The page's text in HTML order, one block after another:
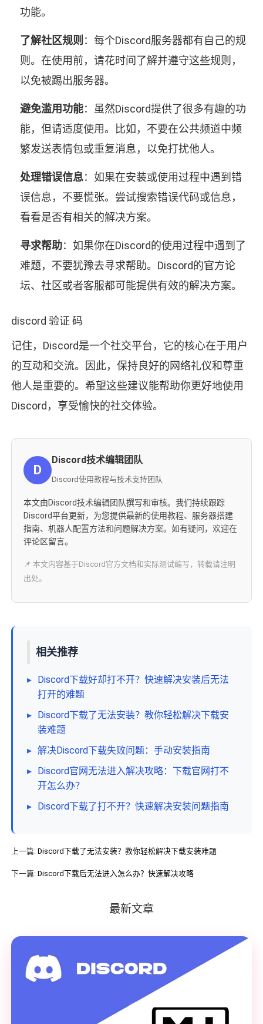
功能。
了解社区规则 ：每个Discord服务器都有自己的规
则。在使用前，请花时间了解并遵守这些规则，
以免被踢出服务器。
避免滥用功能：虽然Discord提供了很多有趣的功
能，但请适度使用。比如，不要在公共频道中频
繁发送表情包或重复消息，以免打扰他人。
处理错误信息：如果在安装或使用过程中遇到错
误信息，不要慌张。尝试搜索错误代码或信息，
看看是否有相关的解决方案。
寻求帮助：如果你在Discord的使用过程中遇到了
难题，不要犹豫去寻求帮助。Discord的官方论
坛、社区或者客服都可能提供有效的解决方案。
discord 验证 码
记住，Discord是一个社交平台，它的核心在于用户
的互动和交流。因此，保持良好的网络礼仪和尊重
他人是重要的。希望这些建议能帮助你更好地使用
Discord，享受愉快的社交体验。
D
Discord技术编辑团队
Discord使用教程与技术支持团队
本文由Discord技术编辑团队撰写和审核。我们持续跟踪
Discord平台更新，为您提供最新的使用教程、服务器搭建
指南、机器人配置方法和问题解决方案。如有疑问，欢迎在
评论区留言。
📌 本文内容基于Discord官方文档和实际测试编写，转载请注明
出处。
相关推荐
▸ Discord下载好却打不开？快速解决安装后无法
打开的难题
▸ Discord下载了无法安装？教你轻松解决下载安
装难题
▸ 解决Discord下载失败问题：手动安装指南
▸ Discord官网无法进入解决攻略：下载官网打不
开怎么办？
▸ Discord下载了打不开？快速解决安装问题指南
上一篇: Discord下载了无法安装？教你轻松解决下载安装难题
下一篇: Discord下载后无法进入怎么办？快速解决攻略
最新文章